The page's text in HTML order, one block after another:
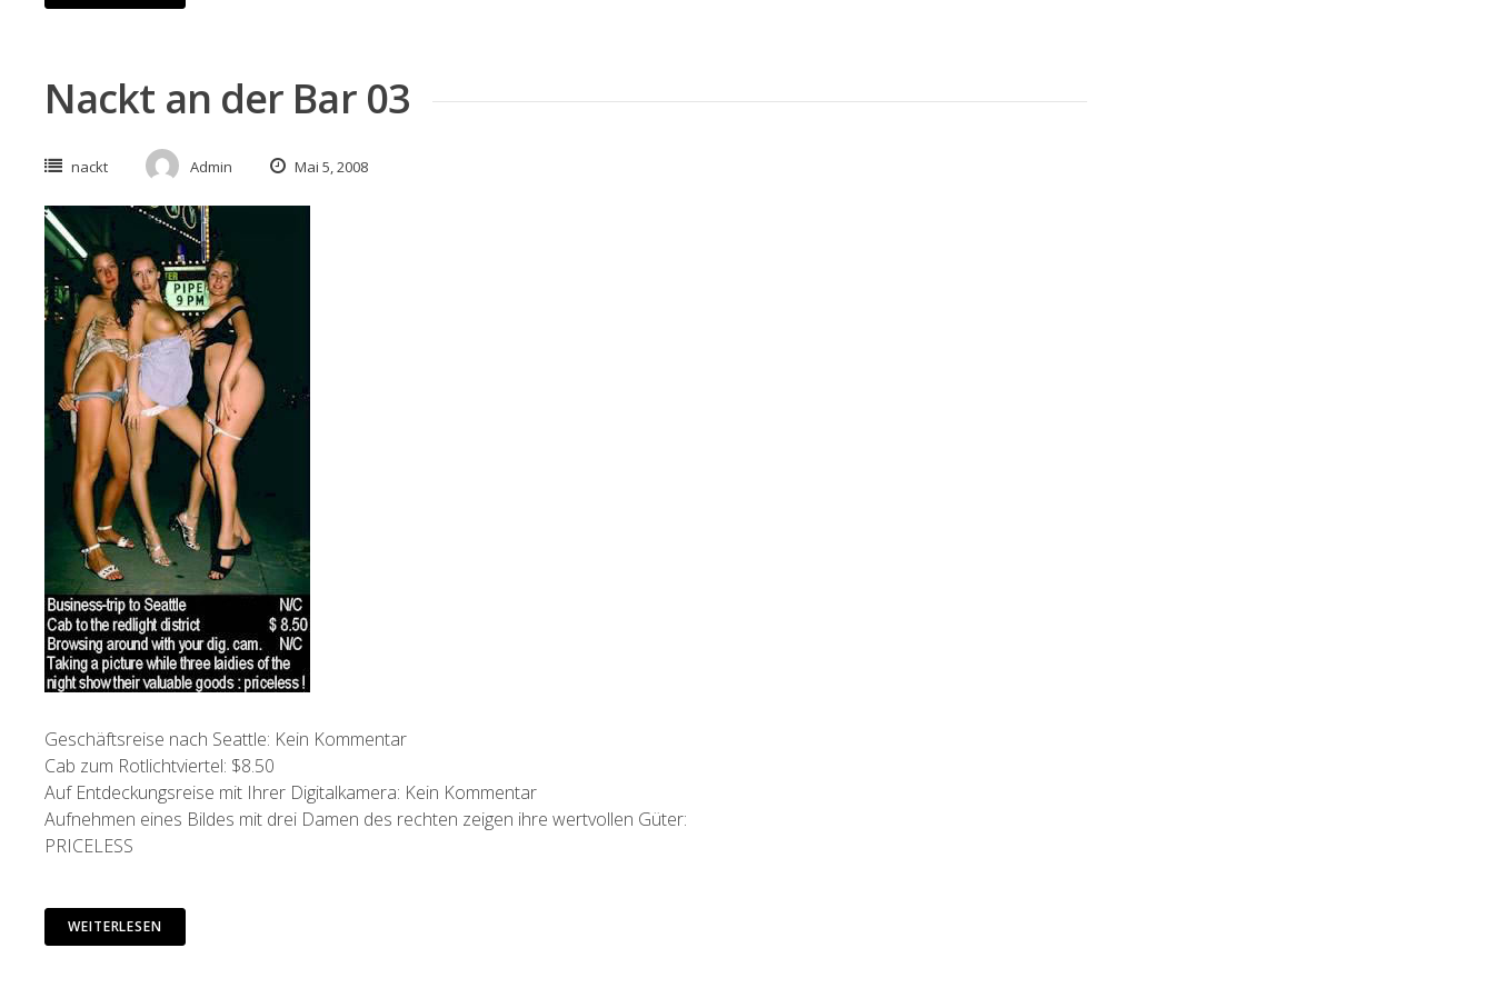
Nackt an der Bar 03
nackt Admin Mai 5, 2008
Geschäftsreise nach Seattle: Kein Kommentar
Cab zum Rotlichtviertel: $8.50
Auf Entdeckungsreise mit Ihrer Digitalkamera: Kein Kommentar
Aufnehmen eines Bildes mit drei Damen des rechten zeigen ihre wertvollen Güter:
PRICELESS
WEITERLESEN